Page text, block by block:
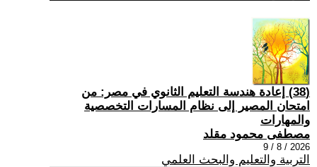
(38) إعادة هندسة التعليم الثانوي في مصر: من
امتحان المصير إلى نظام المسارات التخصصية
والمهارات
مصطفى محمود مقلد
2026 / 8 / 9
التربية والتعليم والبحث العلمي